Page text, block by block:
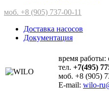
моб. +8 (905) 737-00-11
Доставка насосов
Документация
время работы:
тел. +7(495)
моб. +8 (905)
E-mail: wilo-